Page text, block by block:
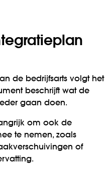
de bedrijfsarts volgt het
beschrijft wat de
gaan doen.
om ook de
te nemen, zoals
of